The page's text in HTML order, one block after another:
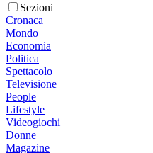
Sezioni
Cronaca
Mondo
Economia
Politica
Spettacolo
Televisione
People
Lifestyle
Videogiochi
Donne
Magazine